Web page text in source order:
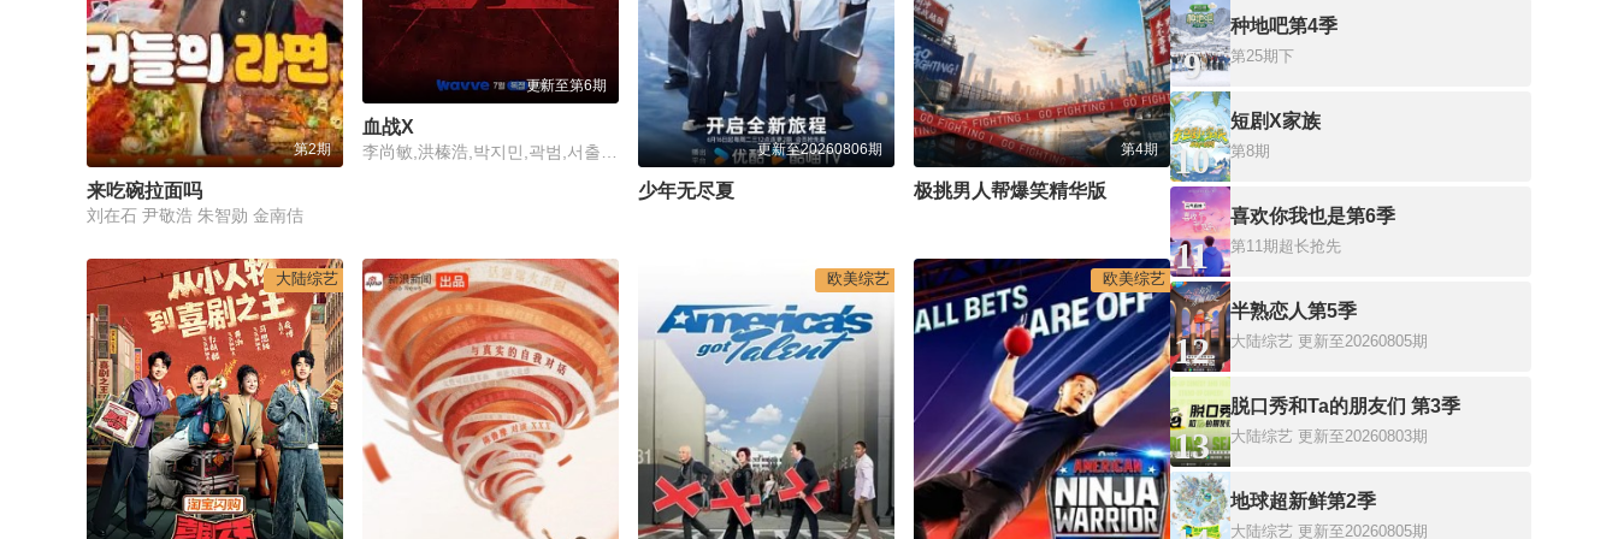
第2期
来吃碗拉面吗
刘在石 尹敬浩 朱智勋 金南佶
更新至第6期
血战X
更新至20260806期
少年无尽夏
第4期
极挑男人帮爆笑精华版
大陆综艺 欧美综艺 欧美综艺
9
种地吧第4季
第25期下
10
短剧X家族
第8期
11
喜欢你我也是第6季
第11期超长抢先
12
半熟恋人第5季
大陆综艺 更新至20260805期
13
脱口秀和Ta的朋友们 第3季
大陆综艺 更新至20260803期
地球超新鲜第2季
大陆综艺 更新至20260805期